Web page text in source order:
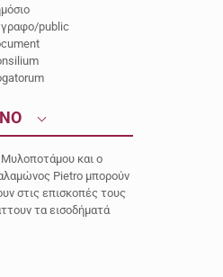
public
και ο
Pietro μπορούν
στις επισκοπές τους
τα εισοδήματά